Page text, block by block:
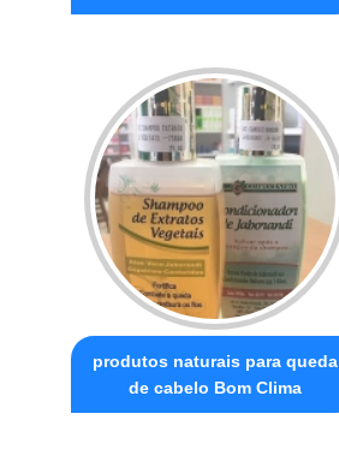
produtos naturais para queda
de cabelo Bom Clima